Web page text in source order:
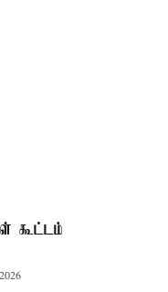
கூட்டம்